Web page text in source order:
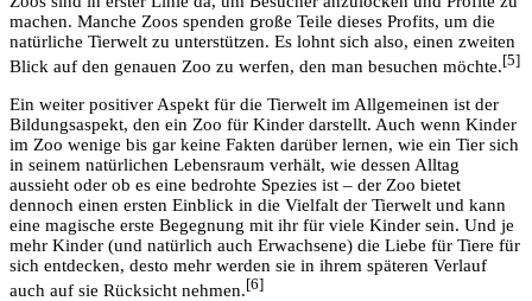
machen. Manche Zoos spenden große Teile dieses Profits, um die
natürliche Tierwelt zu unterstützen. Es lohnt sich also, einen zweiten
Blick auf den genauen Zoo zu werfen, den man besuchen möchte. [5]
Ein weiter positiver Aspekt für die Tierwelt im Allgemeinen ist der
Bildungsaspekt, den ein Zoo für Kinder darstellt. Auch wenn Kinder
im Zoo wenige bis gar keine Fakten darüber lernen, wie ein Tier sich
in seinem natürlichen Lebensraum verhält, wie dessen Alltag
aussieht oder ob es eine bedrohte Spezies ist – der Zoo bietet
dennoch einen ersten Einblick in die Vielfalt der Tierwelt und kann
eine magische erste Begegnung mit ihr für viele Kinder sein. Und je
mehr Kinder (und natürlich auch Erwachsene) die Liebe für Tiere für
sich entdecken, desto mehr werden sie in ihrem späteren Verlauf
auch auf sie Rücksicht nehmen. [6]